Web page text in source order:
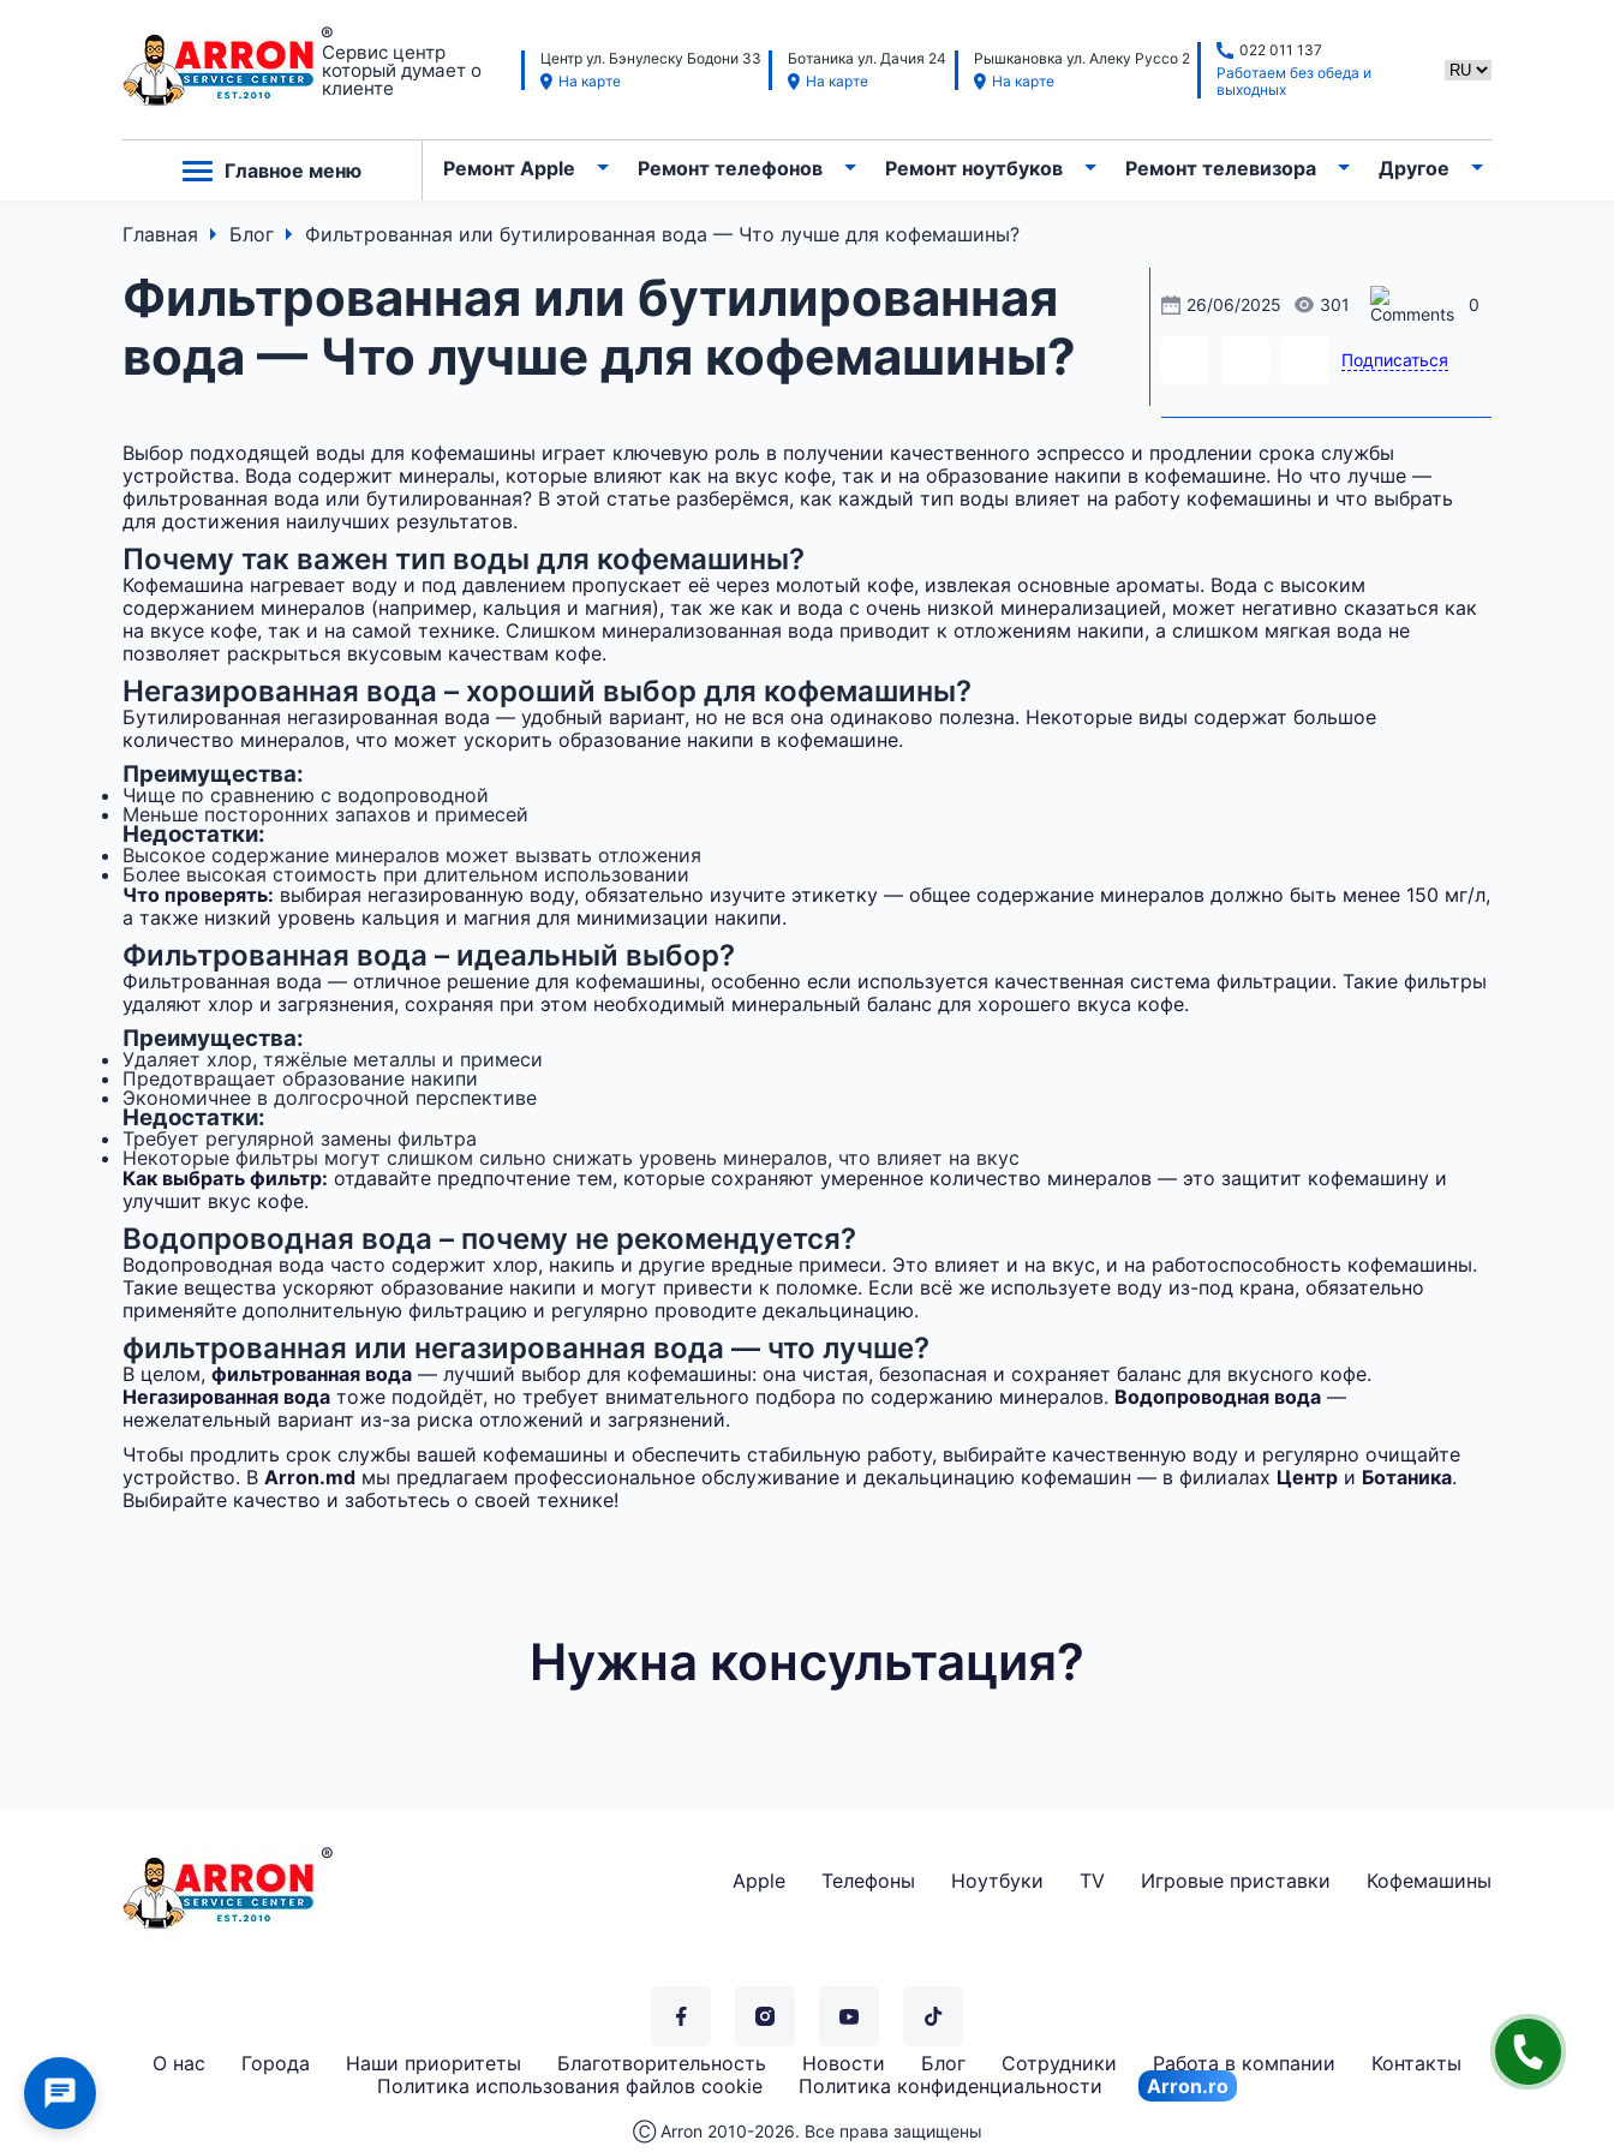
Сервис центр
который думает о
клиенте
Центр ул. Бэнулеску Бодони 33
На карте
Ботаника ул. Дачия 24
На карте
Рышкановка ул. Алеку Руссо 2
На карте
022 011 137
Работаем без обеда и
выходных
Главное меню Ремонт Apple Ремонт телефонов Ремонт ноутбуков Ремонт телевизора Другое
Главная Блог Фильтрованная или бутилированная вода — Что лучше для кофемашины?
Фильтрованная или бутилированная
вода — Что лучше для кофемашины?
26/06/2025 301 0
Подписаться
Выбор подходящей воды для кофемашины играет ключевую роль в получении качественного эспрессо и продлении срока службы
устройства. Вода содержит минералы, которые влияют как на вкус кофе, так и на образование накипи в кофемашине. Но что лучше —
фильтрованная вода или бутилированная? В этой статье разберёмся, как каждый тип воды влияет на работу кофемашины и что выбрать
для достижения наилучших результатов.
Почему так важен тип воды для кофемашины?
Кофемашина нагревает воду и под давлением пропускает её через молотый кофе, извлекая основные ароматы. Вода с высоким
содержанием минералов (например, кальция и магния), так же как и вода с очень низкой минерализацией, может негативно сказаться как
на вкусе кофе, так и на самой технике. Слишком минерализованная вода приводит к отложениям накипи, а слишком мягкая вода не
позволяет раскрыться вкусовым качествам кофе.
Негазированная вода – хороший выбор для кофемашины?
Бутилированная негазированная вода — удобный вариант, но не вся она одинаково полезна. Некоторые виды содержат большое
количество минералов, что может ускорить образование накипи в кофемашине.
Преимущества:
Чище по сравнению с водопроводной
Меньше посторонних запахов и примесей
Недостатки:
Высокое содержание минералов может вызвать отложения
Более высокая стоимость при длительном использовании
Что проверять: выбирая негазированную воду, обязательно изучите этикетку — общее содержание минералов должно быть менее 150 мг/л,
а также низкий уровень кальция и магния для минимизации накипи.
Фильтрованная вода – идеальный выбор?
Фильтрованная вода — отличное решение для кофемашины, особенно если используется качественная система фильтрации. Такие фильтры
удаляют хлор и загрязнения, сохраняя при этом необходимый минеральный баланс для хорошего вкуса кофе.
Преимущества:
Удаляет хлор, тяжёлые металлы и примеси
Предотвращает образование накипи
Экономичнее в долгосрочной перспективе
Недостатки:
Требует регулярной замены фильтра
Некоторые фильтры могут слишком сильно снижать уровень минералов, что влияет на вкус
Как выбрать фильтр: отдавайте предпочтение тем, которые сохраняют умеренное количество минералов — это защитит кофемашину и
улучшит вкус кофе.
Водопроводная вода – почему не рекомендуется?
Водопроводная вода часто содержит хлор, накипь и другие вредные примеси. Это влияет и на вкус, и на работоспособность кофемашины.
Такие вещества ускоряют образование накипи и могут привести к поломке. Если всё же используете воду из-под крана, обязательно
применяйте дополнительную фильтрацию и регулярно проводите декальцинацию.
фильтрованная или негазированная вода — что лучше?
В целом, фильтрованная вода — лучший выбор для кофемашины: она чистая, безопасная и сохраняет баланс для вкусного кофе.
Негазированная вода тоже подойдёт, но требует внимательного подбора по содержанию минералов. Водопроводная вода —
нежелательный вариант из-за риска отложений и загрязнений.
Чтобы продлить срок службы вашей кофемашины и обеспечить стабильную работу, выбирайте качественную воду и регулярно очищайте
устройство. В Arron.md мы предлагаем профессиональное обслуживание и декальцинацию кофемашин — в филиалах Центр и Ботаника.
Выбирайте качество и заботьтесь о своей технике!
Нужна консультация?
Apple Телефоны Ноутбуки TV Игровые приставки Кофемашины
О нас Города Наши приоритеты Благотворительность Новости Блог Сотрудники Работа в компании
Контакты
Политика использования файлов cookie
Политика конфиденциальности Arron.ro
Ⓒ Arron 2010-2026. Все права защищены